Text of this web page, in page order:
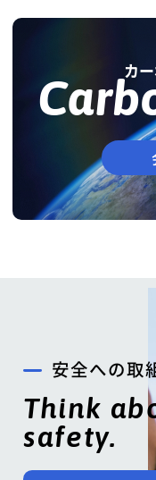
カ
安全への取
Think
safety.